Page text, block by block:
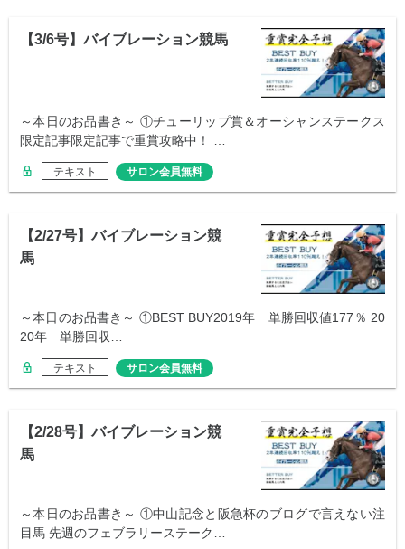
【3/6号】バイブレーション競馬
～本日のお品書き～ ①チューリップ賞＆オーシャンステークス
限定記事限定記事で重賞攻略中！ …
テキスト サロン会員無料
【2/27号】バイブレーション競
馬
～本日のお品書き～ ①BEST BUY2019年 単勝回収値177％ 20
20年 単勝回収…
テキスト サロン会員無料
【2/28号】バイブレーション競
馬
～本日のお品書き～ ①中山記念と阪急杯のブログで言えない注
目馬 先週のフェブラリーステーク…